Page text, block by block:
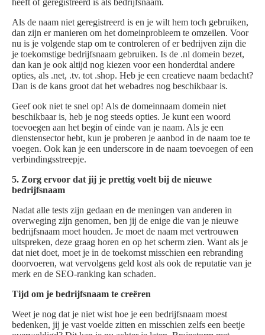
heeft of geregistreerd is als bedrijfsnaam.
Als de naam niet geregistreerd is en je wilt hem toch gebruiken,
dan zijn er manieren om het domeinprobleem te omzeilen. Voor
nu is je volgende stap om te controleren of er bedrijven zijn die
je toekomstige bedrijfsnaam gebruiken. Is de .nl domein bezet,
dan kan je ook altijd nog kiezen voor een honderdtal andere
opties, als .net, .tv. tot .shop. Heb je een creatieve naam bedacht?
Dan is de kans groot dat het webadres nog beschikbaar is.
Geef ook niet te snel op! Als de domeinnaam domein niet
beschikbaar is, heb je nog steeds opties. Je kunt een woord
toevoegen aan het begin of einde van je naam. Als je een
dienstensector hebt, kun je proberen je aanbod in de naam toe te
voegen. Ook kan je een underscore in de naam toevoegen of een
verbindingsstreepje.
5. Zorg ervoor dat jij je prettig voelt bij de nieuwe
bedrijfsnaam
Nadat alle tests zijn gedaan en de meningen van anderen in
overweging zijn genomen, ben jij de enige die van je nieuwe
bedrijfsnaam moet houden. Je moet de naam met vertrouwen
uitspreken, deze graag horen en op het scherm zien. Want als je
dat niet doet, moet je in de toekomst misschien een rebranding
doorvoeren, wat vervolgens geld kost als ook de reputatie van je
merk en de SEO-ranking kan schaden.
Tijd om je bedrijfsnaam te creëren
Weet je nog dat je niet wist hoe je een bedrijfsnaam moest
bedenken, jij je vast voelde zitten en misschien zelfs een beetje